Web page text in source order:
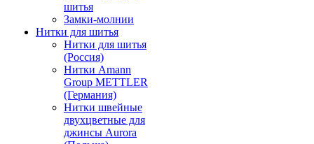
шитья
Замки-молнии
Нитки для шитья
Нитки для шитья
(Россия)
Нитки Amann
Group METTLER
(Германия)
Нитки швейные
двухцветные для
джинсы Aurora